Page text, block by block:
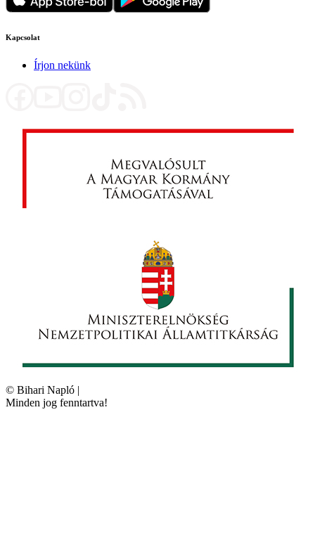
Kapcsolat
Írjon nekünk
© Bihari Napló |
Minden jog fenntartva!